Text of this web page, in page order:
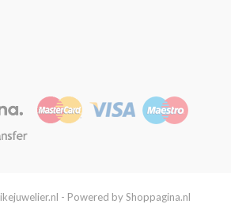
- Powered by Shoppagina.nl